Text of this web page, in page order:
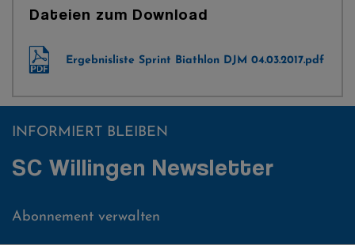
Dateien zum Download
Ergebnisliste Sprint Biathlon DJM 04.03.2017.pdf
INFORMIERT BLEIBEN
SC Willingen Newsletter
Abonnement verwalten